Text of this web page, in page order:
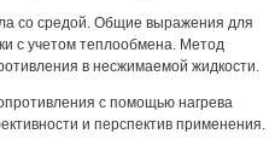
со средой. Общие выражения для
с учетом теплообмена. Метод
в несжимаемой жидкости.
с помощью нагрева
и перспектив применения.